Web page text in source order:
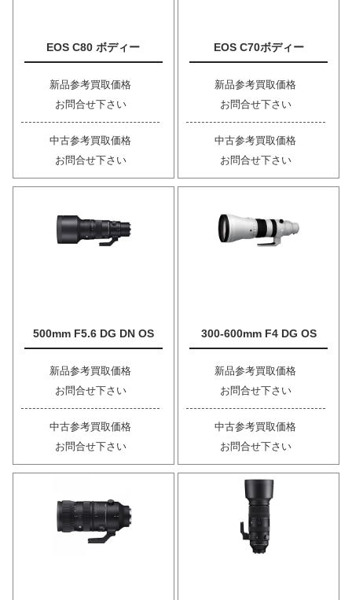
EOS C80 ボディー
新品参考買取価格
お問合せ下さい
中古参考買取価格
お問合せ下さい
EOS C70ボディー
新品参考買取価格
お問合せ下さい
中古参考買取価格
お問合せ下さい
500mm F5.6 DG DN OS
新品参考買取価格
お問合せ下さい
中古参考買取価格
お問合せ下さい
300-600mm F4 DG OS
新品参考買取価格
お問合せ下さい
中古参考買取価格
お問合せ下さい